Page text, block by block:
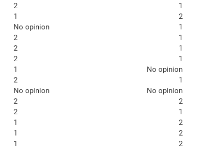
2
1
1
2
No opinion
1
2
1
2
1
2
1
1
No opinion
2
1
No opinion
No opinion
2
2
2
1
1
2
1
2
1
2